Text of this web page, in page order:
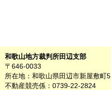
和歌山地方裁判所田辺支部
〒646-0033
所在地：和歌山県田辺市新屋敷町5
不動産競売係：0739-22-2824